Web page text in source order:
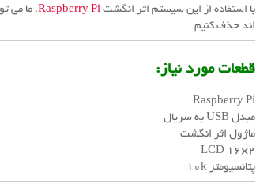
با استفاده از این سیستم اثر انگشت Raspberry Pi، ما می
اند حذف کنیم
قطعات مورد نیاز:
Raspberry Pi
مبدل USB به سریال
ماژول اثر انگشت
LCD 16×2
پتانسیومتر 10k